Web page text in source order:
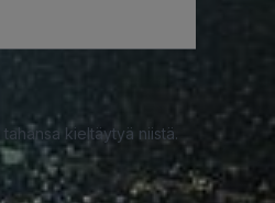
kieltäytyä niistä.